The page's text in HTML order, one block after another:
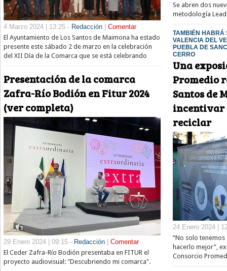
4 Marzo 2024 | 13:25 - Redacción| Comentar
El Ayuntamiento de Los Santos de Maimona ha estado
presente este sábado 2 de marzo en la celebración
del XII Día de la Comarca que se está celebrando
Presentación de la comarca
Zafra-Río Bodión en Fitur 2024
(ver completa)
29 Enero 2024 | 09:15 - Redacción| Comentar
El Ceder Zafra-Río Bodión presentaba en FITUR el
proyecto audiovisual: "Descubriendo mi comarca".
Se abren dos
metodología
TAMBIÉN HABRÁ
VALENCIA DEL
PUEBLA DE
CERRO
Una
Promedio
Santos de
incentivar
reciclar
24 Enero 2024 |
“No solo tenemos
hacerlo mejor”,
Consorcio